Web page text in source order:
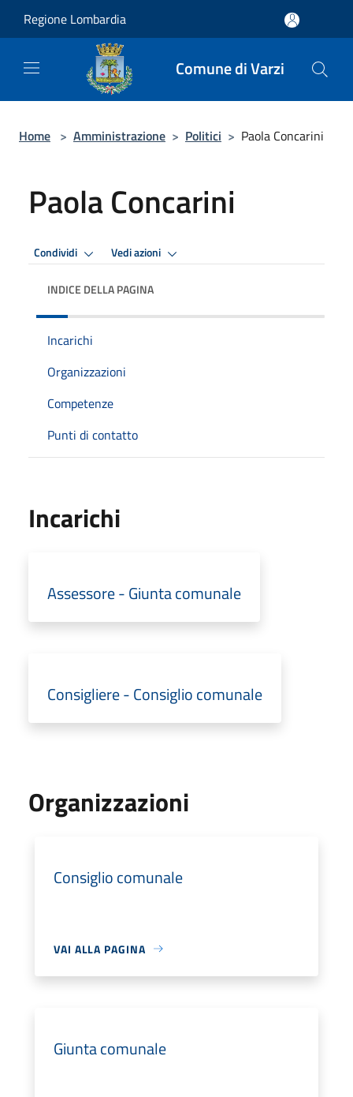
Regione Lombardia
Comune di Varzi
Home > Amministrazione > Politici > Paola Concarini
Paola Concarini
Condividi Vedi azioni
INDICE DELLA PAGINA
Incarichi
Organizzazioni
Competenze
Punti di contatto
Incarichi
Assessore - Giunta comunale
Consigliere - Consiglio comunale
Organizzazioni
Consiglio comunale
VAI ALLA PAGINA
Giunta comunale